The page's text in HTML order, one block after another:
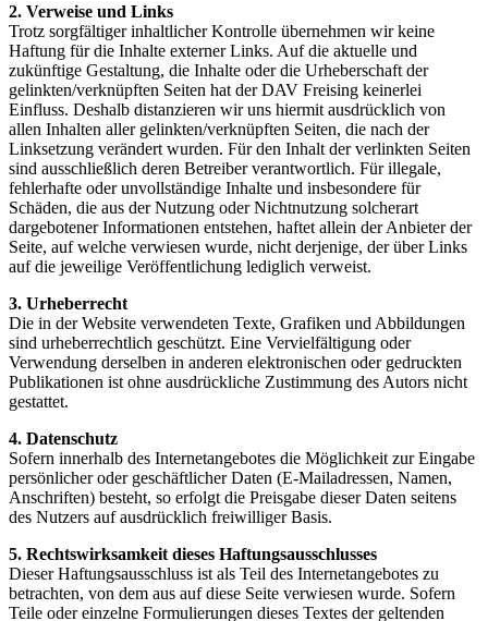
2. Verweise und Links
Trotz sorgfältiger inhaltlicher Kontrolle übernehmen wir keine
Haftung für die Inhalte externer Links. Auf die aktuelle und
zukünftige Gestaltung, die Inhalte oder die Urheberschaft der
gelinkten/verknüpften Seiten hat der DAV Freising keinerlei
Einfluss. Deshalb distanzieren wir uns hiermit ausdrücklich von
allen Inhalten aller gelinkten/verknüpften Seiten, die nach der
Linksetzung verändert wurden. Für den Inhalt der verlinkten Seiten
sind ausschließlich deren Betreiber verantwortlich. Für illegale,
fehlerhafte oder unvollständige Inhalte und insbesondere für
Schäden, die aus der Nutzung oder Nichtnutzung solcherart
dargebotener Informationen entstehen, haftet allein der Anbieter der
Seite, auf welche verwiesen wurde, nicht derjenige, der über Links
auf die jeweilige Veröffentlichung lediglich verweist.
3. Urheberrecht
Die in der Website verwendeten Texte, Grafiken und Abbildungen
sind urheberrechtlich geschützt. Eine Vervielfältigung oder
Verwendung derselben in anderen elektronischen oder gedruckten
Publikationen ist ohne ausdrückliche Zustimmung des Autors nicht
gestattet.
4. Datenschutz
Sofern innerhalb des Internetangebotes die Möglichkeit zur Eingabe
persönlicher oder geschäftlicher Daten (E-Mailadressen, Namen,
Anschriften) besteht, so erfolgt die Preisgabe dieser Daten seitens
des Nutzers auf ausdrücklich freiwilliger Basis.
5. Rechtswirksamkeit dieses Haftungsausschlusses
Dieser Haftungsausschluss ist als Teil des Internetangebotes zu
betrachten, von dem aus auf diese Seite verwiesen wurde. Sofern
Teile oder einzelne Formulierungen dieses Textes der geltenden